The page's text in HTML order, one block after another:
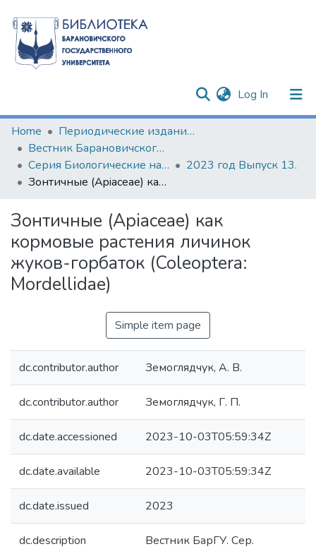
Log In (current)
Communities & Collections
All of DSpace
Statistics
Home
Периодические издания БарГУ
Вестник Барановичского государственного университета
Серия Биологические науки (общая биология). Сельскохозяйственные науки (агрономия)
2023 год Выпуск 13.
Зонтичные (Apiaceae) как кормовые растения личинок жуков-горбаток (Coleoptera: Mordellidae)
Зонтичные (Apiaceae) как
кормовые растения личинок
жуков-горбаток (Coleoptera:
Mordellidae)
Simple item page
dc.contributor.author Земоглядчук, А. В.
dc.contributor.author Земоглядчук, Г. П.
dc.date.accessioned 2023-10-03T05:59:34Z
dc.date.available 2023-10-03T05:59:34Z
dc.date.issued 2023
dc.description
Вестник БарГУ. Сер.